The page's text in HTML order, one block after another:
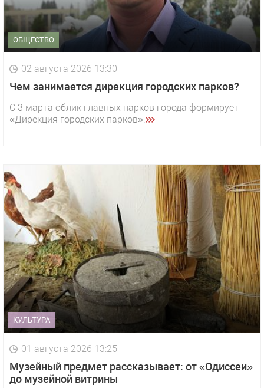
ОБЩЕСТВО
02 августа 2026 13:30
Чем занимается дирекция городских парков?
С 3 марта облик главных парков города формирует
«Дирекция городских парков».
КУЛЬТУРА
01 августа 2026 13:25
Музейный предмет рассказывает: от «Одиссеи»
до музейной витрины